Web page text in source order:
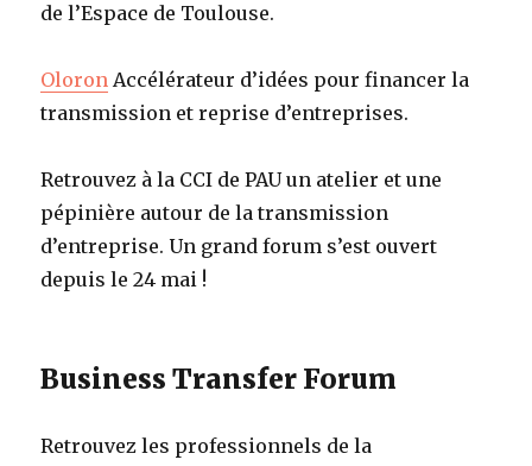
de l’Espace de Toulouse.
Oloron Accélérateur d’idées pour financer la
transmission et reprise d’entreprises.
Retrouvez à la CCI de PAU un atelier et une
pépinière autour de la transmission
d’entreprise. Un grand forum s’est ouvert
depuis le 24 mai !
Business Transfer Forum
Retrouvez les professionnels de la